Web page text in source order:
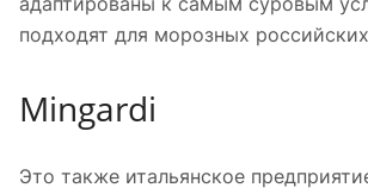
подходят для морозных
Mingardi
Это также итальянское